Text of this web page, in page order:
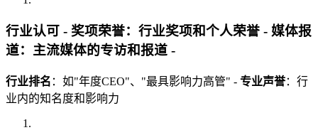
行业认可 - 奖项荣誉：行业奖项和个人荣誉 - 媒体报
道：主流媒体的专访和报道 -
行业排名 ：如"年度CEO"、"最具影响力高管" - 专业声誉：行
业内的知名度和影响力